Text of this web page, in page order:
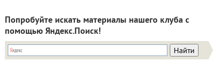
Попробуйте искать материалы нашего клуба с
помощью Яндекс.Поиск!